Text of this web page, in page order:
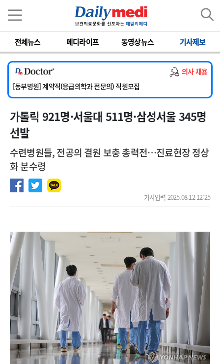
전체뉴스 메디라이프 동영상뉴스 기사제보
의사 채용
[서울아산병원] 2026년 하반기 인턴 모집
[영남대학교의료원] 마취통증의학과 임기제 임상의사 채용
[충남대학교병원] 소아청소년과(소아응급전담) 계약직 의사 공개채용
[동부병원] 계약직(응급의학과 전문의) 직원모집
[이대목동병원] 하반기 전공의(레지던트1년차) 모집
[서울아산병원] 2026년 하반기 인턴 모집
[영남대학교의료원] 마취통증의학과 임기제 임상의사 채용
가톨릭 921명·서울대 511명·삼성서울 345명
선발
수련병원들, 전공의 결원 보충 총력전…진료현장 정상
화 분수령
기사입력 2025.08.12 12:25